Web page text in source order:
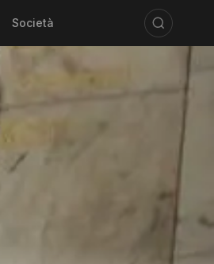
Società